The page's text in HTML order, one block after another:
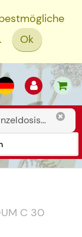
Ok
C 30